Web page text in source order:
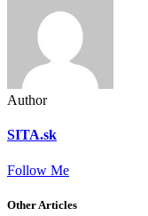
Author
SITA.sk
Follow Me
Other Articles